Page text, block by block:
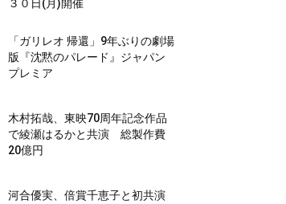
３０日(月)開催
「ガリレオ 帰還」9年ぶりの劇場
版『沈黙のパレード』ジャパン
プレミア
木村拓哉、東映70周年記念作品
で綾瀬はるかと共演 総製作費
20億円
河合優実、倍賞千恵子と初共演